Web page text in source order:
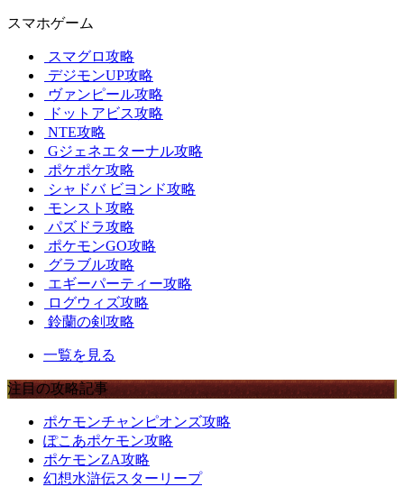
スマホゲーム
スマグロ攻略
デジモンUP攻略
ヴァンピール攻略
ドットアビス攻略
NTE攻略
Gジェネエターナル攻略
ポケポケ攻略
シャドバ ビヨンド攻略
モンスト攻略
パズドラ攻略
ポケモンGO攻略
グラブル攻略
エギーパーティー攻略
ログウィズ攻略
鈴蘭の剣攻略
一覧を見る
注目の攻略記事
ポケモンチャンピオンズ攻略
ぽこあポケモン攻略
ポケモンZA攻略
幻想水滸伝スターリープ